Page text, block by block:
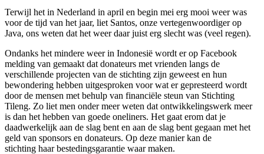
Terwijl het in Nederland in april en begin mei erg mooi weer was
voor de tijd van het jaar, liet Santos, onze vertegenwoordiger op
Java, ons weten dat het weer daar juist erg slecht was (veel regen).
Ondanks het mindere weer in Indonesië wordt er op Facebook
melding van gemaakt dat donateurs met vrienden langs de
verschillende projecten van de stichting zijn geweest en hun
bewondering hebben uitgesproken voor wat er gepresteerd wordt
door de mensen met behulp van financiële steun van Stichting
Tileng. Zo liet men onder meer weten dat ontwikkelingswerk meer
is dan het hebben van goede oneliners. Het gaat erom dat je
daadwerkelijk aan de slag bent en aan de slag bent gegaan met het
geld van sponsors en donateurs. Op deze manier kan de
stichting haar bestedingsgarantie waar maken.